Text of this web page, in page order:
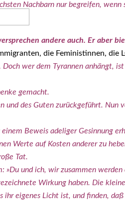
Nach­barn nur begrei­fen,
ande­re auch. Er aber
die Femi­nis­tin­nen, die
wer dem Tyran­nen anhängt,
gemacht.
des Guten zurück­ge­führt. Nun
Beweis ade­li­ger Gesin­nung
Wer­te auf Kos­ten ande­rer zu
Tat.
und ich, wir zusam­men
Wir­kung haben. Die
eige­nes Licht ist, und fin­den,